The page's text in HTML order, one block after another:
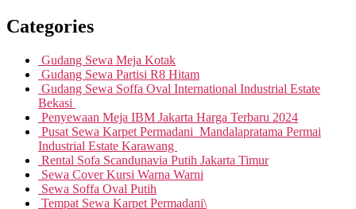
Categories
Gudang Sewa Meja Kotak
Gudang Sewa Partisi R8 Hitam
Gudang Sewa Soffa Oval International Industrial Estate
Bekasi
Penyewaan Meja IBM Jakarta Harga Terbaru 2024
Pusat Sewa Karpet Permadani Mandalapratama Permai
Industrial Estate Karawang
Rental Sofa Scandunavia Putih Jakarta Timur
Sewa Cover Kursi Warna Warni
Sewa Soffa Oval Putih
Tempat Sewa Karpet Permadani\